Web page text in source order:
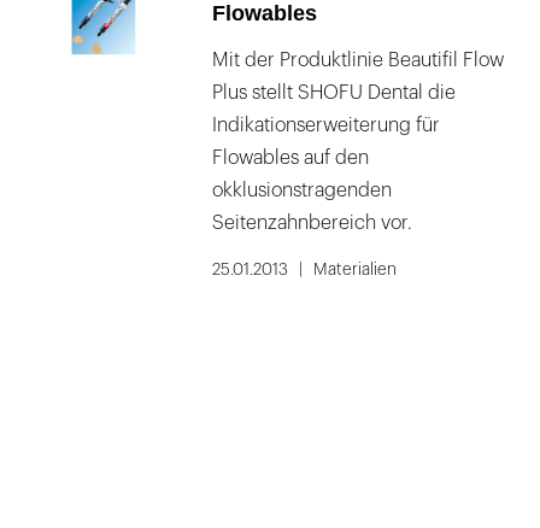
Flowables
Mit der Produktlinie Beautifil Flow
Plus stellt SHOFU Dental die
Indikationserweiterung für
Flowables auf den
okklusionstragenden
Seitenzahnbereich vor.
25.01.2013 Materialien